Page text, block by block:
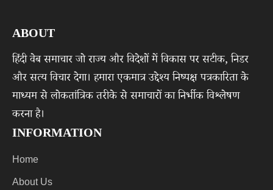
ABOUT
हिंदी वेब समाचार जो राज्य और विदेशों में विकास पर सटीक, निडर
और सत्य विचार देगा। हमारा एकमात्र उद्देश्य निष्पक्ष पत्रकारिता के
माध्यम से लोकतांत्रिक तरीके से समाचारों का निर्भीक विश्लेषण
करना है।
INFORMATION
Home
About Us